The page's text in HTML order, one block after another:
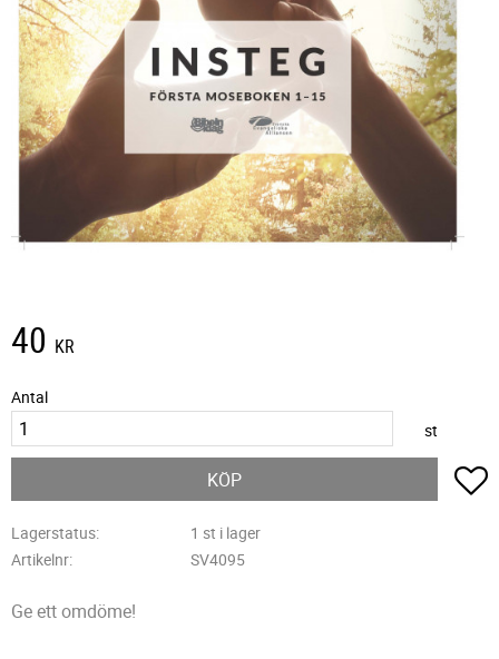
40 KR
Antal
st
KÖP
Lagerstatus
1 st i lager
Artikelnr
SV4095
Ge ett omdöme!